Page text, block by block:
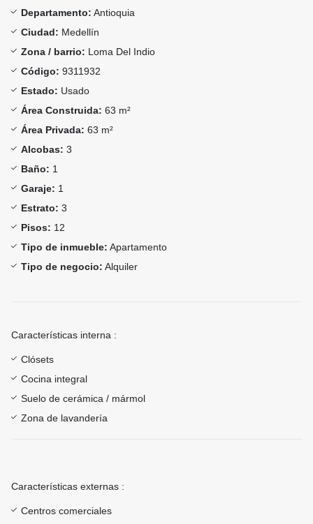
Departamento: Antioquia
Ciudad: Medellín
Zona / barrio: Loma Del Indio
Código: 9311932
Estado: Usado
Área Construida: 63 m²
Área Privada: 63 m²
Alcobas: 3
Baño: 1
Garaje: 1
Estrato: 3
Pisos: 12
Tipo de inmueble: Apartamento
Tipo de negocio: Alquiler
Características interna :
Clósets
Cocina integral
Suelo de cerámica / mármol
Zona de lavandería
Características externas :
Centros comerciales